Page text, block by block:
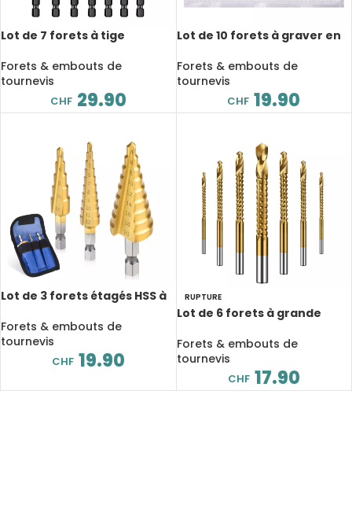
Lot de 7 forets à tige
3 à 12mm, en alliage dur
Forets & embouts de
tournevis
CHF 29.90
Lot de 10 forets à graver en
fraises à bois, rotative,
limes, coupe diamant,
meulage électrique
Forets & embouts de
tournevis
CHF 19.90
Lot de 3 forets étagés HSS à
titane pour le bois et le
métal
Forets & embouts de
tournevis
CHF 19.90
RUPTURE
Lot de 6 forets à grande
6mm, 6.5mm, 8mm
Forets & embouts de
tournevis
CHF 17.90